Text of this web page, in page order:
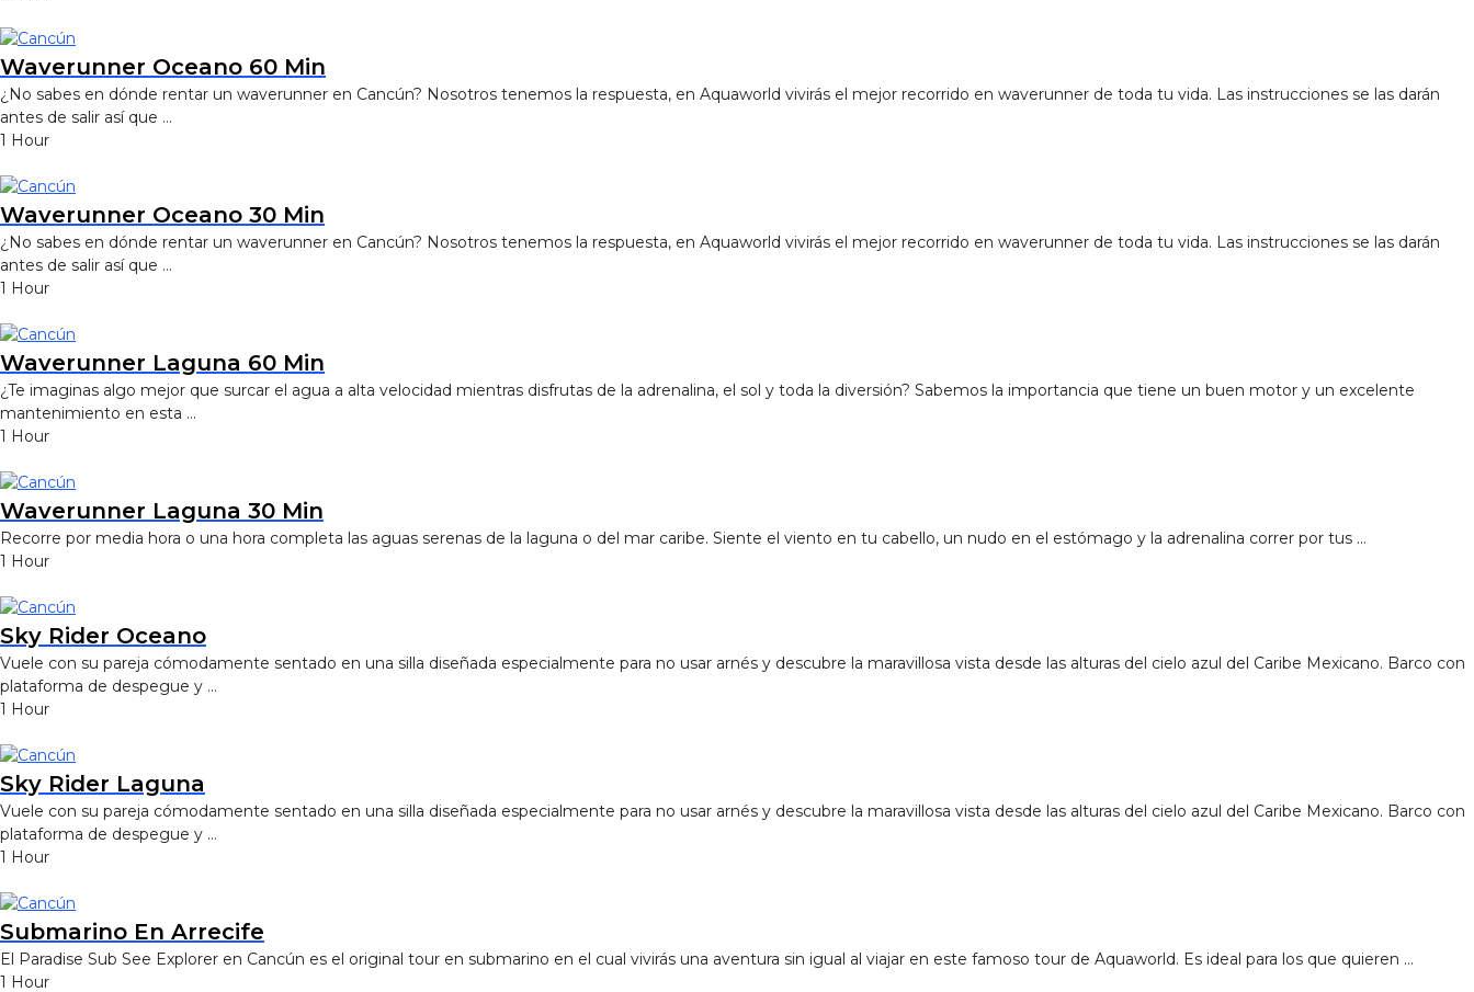
Waverunner Oceano 60 Min
¿No sabes en dónde rentar un waverunner en Cancún? Nosotros tenemos la respuesta, en Aquaworld vivirás el mejor recorrido en waverunner de toda tu vida. Las instrucciones se las darán
antes de salir así que …
1 Hour
Waverunner Oceano 30 Min
¿No sabes en dónde rentar un waverunner en Cancún? Nosotros tenemos la respuesta, en Aquaworld vivirás el mejor recorrido en waverunner de toda tu vida. Las instrucciones se las darán
antes de salir así que …
1 Hour
Waverunner Laguna 60 Min
¿Te imaginas algo mejor que surcar el agua a alta velocidad mientras disfrutas de la adrenalina, el sol y toda la diversión? Sabemos la importancia que tiene un buen motor y un excelente
mantenimiento en esta …
1 Hour
Waverunner Laguna 30 Min
Recorre por media hora o una hora completa las aguas serenas de la laguna o del mar caribe. Siente el viento en tu cabello, un nudo en el estómago y la adrenalina correr por tus …
1 Hour
Sky Rider Oceano
Vuele con su pareja cómodamente sentado en una silla diseñada especialmente para no usar arnés y descubre la maravillosa vista desde las alturas del cielo azul del Caribe Mexicano. Barco con
plataforma de despegue y …
1 Hour
Sky Rider Laguna
Vuele con su pareja cómodamente sentado en una silla diseñada especialmente para no usar arnés y descubre la maravillosa vista desde las alturas del cielo azul del Caribe Mexicano. Barco con
plataforma de despegue y …
1 Hour
Submarino En Arrecife
El Paradise Sub See Explorer en Cancún es el original tour en submarino en el cual vivirás una aventura sin igual al viajar en este famoso tour de Aquaworld. Es ideal para los que quieren …
1 Hour